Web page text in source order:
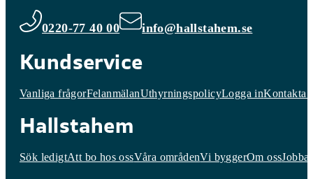
0220-77 40 00 info@hallstahem.se
Kundservice
Vanliga frågorFelanmälanUthyrningspolicyLogga inKontakta
Hallstahem
Sök ledigtAtt bo hos ossVåra områdenVi byggerOm ossJobba